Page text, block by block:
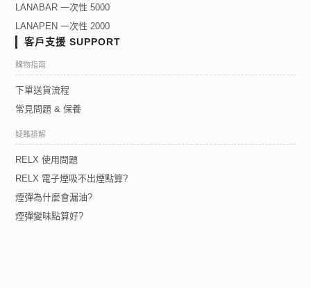
LANABAR 一次性 5000
LANAPEN 一次性 2000
客戶支援 SUPPORT
購物指南
下單送貨流程
常見問題 & 保養
疑難排解
RELX 使用問題
RELX 電子煙吸不出煙點算?
煙彈為什麼會漏油?
煙彈變味點算好?